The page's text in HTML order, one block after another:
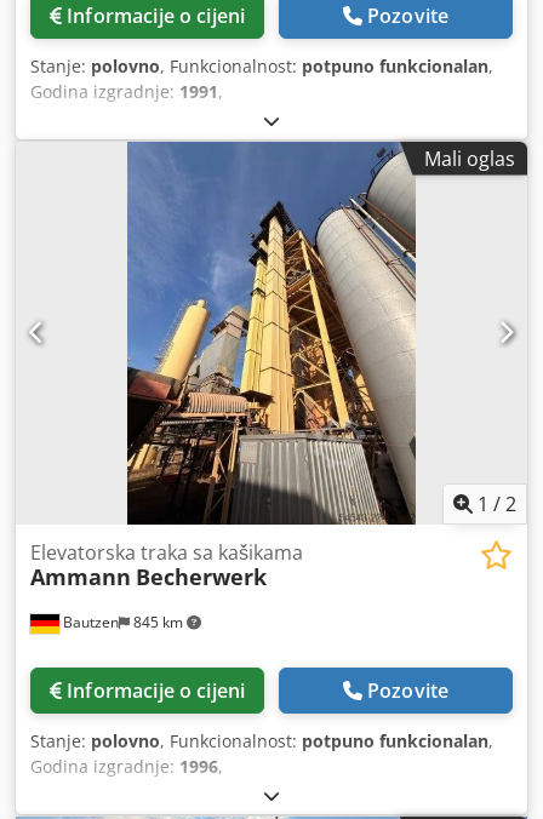
Informacije o cijeni Pozovite
Stanje: polovno, Funkcionalnost: potpuno funkcionalan,
Godina izgradnje: 1991,
Mali oglas
1 /2
Bautzen 845 km
Elevatorska traka sa kašikama
Ammann Becherwerk
Informacije o cijeni Pozovite
Stanje: polovno, Funkcionalnost: potpuno funkcionalan,
Godina izgradnje: 1996,